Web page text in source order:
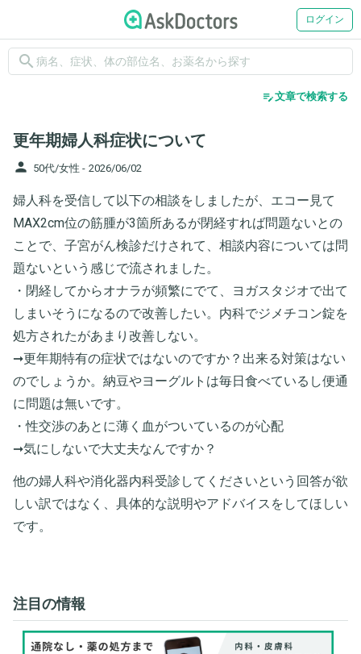
ログイン
search
edit_note文章で検索する
更年期婦人科症状について
person 50代/女性 - 2026/06/02
婦人科を受信して以下の相談をしましたが、エコー見て
MAX2cm位の筋腫が3箇所あるが閉経すれば問題ないとの
ことで、子宮がん検診だけされて、相談内容については問
題ないという感じで流されました。
・閉経してからオナラが頻繁にでて、ヨガスタジオで出て
しまいそうになるので改善したい。内科でジメチコン錠を
処方されたがあまり改善しない。
➞更年期特有の症状ではないのですか？出来る対策はない
のでしょうか。納豆やヨーグルトは毎日食べているし便通
に問題は無いです。
・性交渉のあとに薄く血がついているのが心配
➞気にしないで大丈夫なんですか？
他の婦人科や消化器内科受診してくださいという回答が欲
しい訳ではなく、具体的な説明やアドバイスをしてほしい
です。
注目の情報